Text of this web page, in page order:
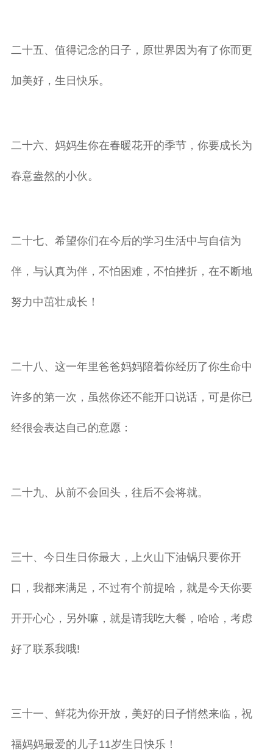
二十五、值得记念的日子，原世界因为有了你而更
加美好，生日快乐。
二十六、妈妈生你在春暖花开的季节，你要成长为
春意盎然的小伙。
二十七、希望你们在今后的学习生活中与自信为
伴，与认真为伴，不怕困难，不怕挫折，在不断地
努力中茁壮成长！
二十八、这一年里爸爸妈妈陪着你经历了你生命中
许多的第一次，虽然你还不能开口说话，可是你已
经很会表达自己的意愿：
二十九、从前不会回头，往后不会将就。
三十、今日生日你最大，上火山下油锅只要你开
口，我都来满足，不过有个前提哈，就是今天你要
开开心心，另外嘛，就是请我吃大餐，哈哈，考虑
好了联系我哦!
三十一、鲜花为你开放，美好的日子悄然来临，祝
福妈妈最爱的儿子11岁生日快乐！